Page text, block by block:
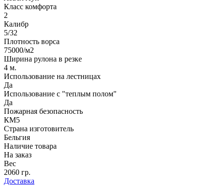
Класс комфорта
2
Калибр
5/32
Плотность ворса
75000/м2
Ширина рулона в резке
4 м.
Использование на лестницах
Да
Использование с "теплым полом"
Да
Пожарная безопасность
КМ5
Страна изготовитель
Бельгия
Наличие товара
На заказ
Вес
2060 гр.
Доставка